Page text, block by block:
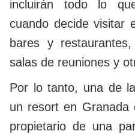
incluirán todo lo
cuando decide visitar
bares y
salas de reuniones y
Por lo tanto, una de
un resort en
propietario de una